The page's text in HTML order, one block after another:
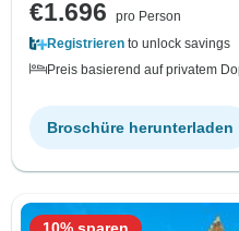
€1.696
pro Person
Registrieren to unlock savings
Preis basierend auf privatem
Broschüre herunterladen